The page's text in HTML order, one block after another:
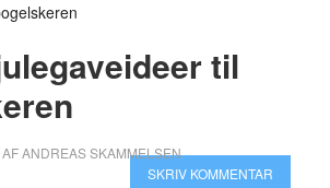
til
AFANDREAS SKAMMELSEN
SKRIV KOMMENTAR